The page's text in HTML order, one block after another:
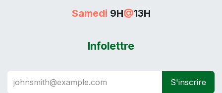
Samedi 9H@13H
Infolettre
S'inscrire